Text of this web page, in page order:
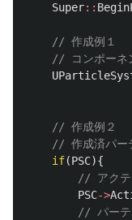
Super::
// 作成例１
// コンポーネ
// 作成例２
// 作成済パー
if(PSC){
// アクテ
PSC->
// パーテ